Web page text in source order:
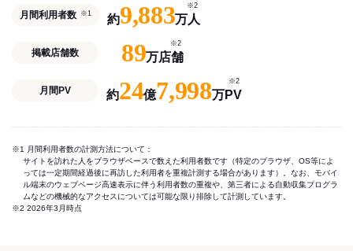
月間利用者数 ※1 約9,883万人
※2
掲載店舗数 89万店舗
※2
月間PV 約24億7,998万PV
※2
※1 月間利用者数の計測方法について：
サイトを訪れた人をブラウザベースで数えた利用者数です（特定のブラウザ、OS等によ
っては一定期間経過後に再訪した利用者を重複計測する場合があります）。なお、モバイ
ル端末のウェブページ高速表示に伴う利用者数の重複や、第三者による自動収集プログラ
ムなどの機械的なアクセスについては可能な限り排除して計測しています。
※2 2026年3月時点